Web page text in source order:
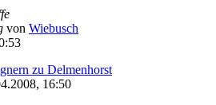
von Wiebusch
zu Delmenhorst
16:50